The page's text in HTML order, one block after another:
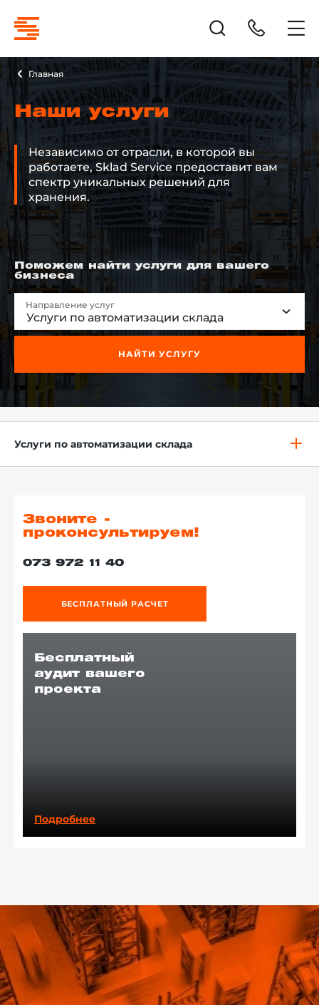
Главная
Наши услуги
Независимо от отрасли, в которой вы
работаете, Sklad Service предоставит вам
спектр уникальных решений для
хранения.
Поможем найти услуги для вашего
бизнеса
Направление услуг
Услуги по автоматизации склада
НАЙТИ УСЛУГУ
Услуги по автоматизации склада
Звоните -
проконсультируем!
073 972 11 40
БЕСПЛАТНЫЙ РАСЧЕТ
Бесплатный
аудит вашего
проекта
Подробнее